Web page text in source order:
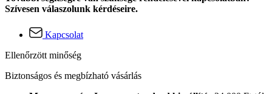
Szívesen válaszolunk kérdéseire.
Kapcsolat
Ellenőrzött minőség
Biztonságos és megbízható vásárlás